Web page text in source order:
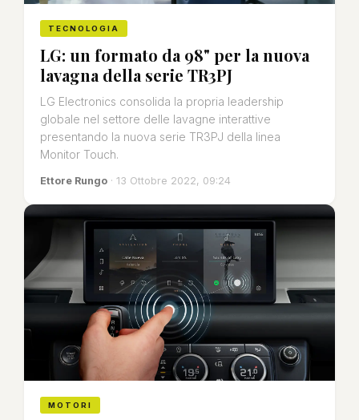
TECNOLOGIA
LG: un formato da 98" per la nuova
lavagna della serie TR3PJ
LG Electronics consolida la propria leadership
globale nel settore delle lavagne interattive
presentando la nuova serie TR3PJ della linea
Monitor Touch.
Ettore Rungo · 13 Ottobre 2022, 09:24
MOTORI